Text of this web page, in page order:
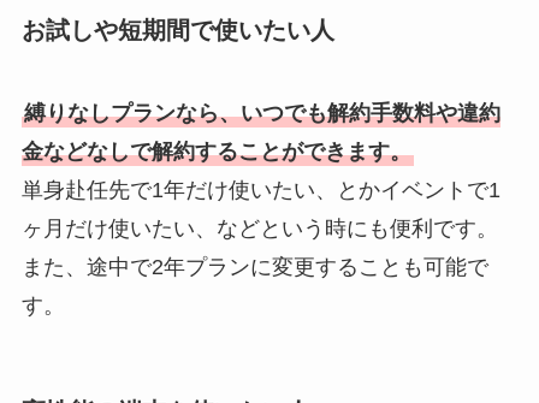
お試しや短期間で使いたい人
縛りなしプランなら、いつでも解約手数料や違約
金などなしで解約することができます。
単身赴任先で1年だけ使いたい、とかイベントで1
ヶ月だけ使いたい、などという時にも便利です。
また、途中で2年プランに変更することも可能で
す。